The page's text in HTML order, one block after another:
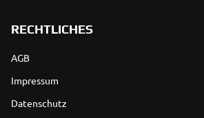
RECHTLICHES
AGB
Impressum
Datenschutz